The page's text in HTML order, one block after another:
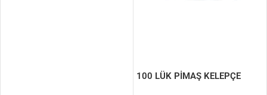
100 LÜK PİMAŞ KELEPÇE